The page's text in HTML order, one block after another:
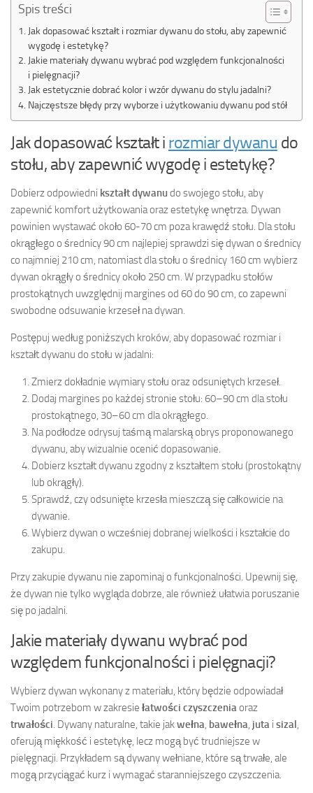
Spis treści
Jak dopasować kształt i rozmiar dywanu do stołu, aby zapewnić
wygodę i estetykę?
Jakie materiały dywanu wybrać pod względem funkcjonalności
i pielęgnacji?
Jak estetycznie dobrać kolor i wzór dywanu do stylu jadalni?
Najczęstsze błędy przy wyborze i użytkowaniu dywanu pod stół
Jak dopasować kształt i rozmiar dywanu do
stołu, aby zapewnić wygodę i estetykę?
Dobierz odpowiedni kształt dywanudo swojego stołu, aby
zapewnić komfort użytkowania oraz estetykę wnętrza. Dywan
powinien wystawać około 60-70 cm poza krawędź stołu. Dla stołu
okrągłego o średnicy 90 cm najlepiej sprawdzi się dywan o średnicy
co najmniej 210 cm, natomiast dla stołu o średnicy 160 cm wybierz
dywan okrągły o średnicy około 250 cm. W przypadku stołów
prostokątnych uwzględnij margines od 60 do 90 cm, co zapewni
swobodne odsuwanie krzeseł na dywan.
Postępuj według poniższych kroków, aby dopasować rozmiar i
kształt dywanu do stołu w jadalni:
Zmierz dokładnie wymiary stołu oraz odsuniętych krzeseł.
Dodaj margines po każdej stronie stołu: 60–90 cm dla stołu
prostokątnego, 30–60 cm dla okrągłego.
Na podłodze odrysuj taśmą malarską obrys proponowanego
dywanu, aby wizualnie ocenić dopasowanie.
Dobierz kształt dywanu zgodny z kształtem stołu (prostokątny
lub okrągły).
Sprawdź, czy odsunięte krzesła mieszczą się całkowicie na
dywanie.
Wybierz dywan o wcześniej dobranej wielkości i kształcie do
zakupu.
Przy zakupie dywanu nie zapominaj o funkcjonalności. Upewnij się,
że dywan nie tylko wygląda dobrze, ale również ułatwia poruszanie
się po jadalni.
Jakie materiały dywanu wybrać pod
względem funkcjonalności i pielęgnacji?
Wybierz dywan wykonany z materiału, który będzie odpowiadał
Twoim potrzebom w zakresie łatwości czyszczenia oraz
trwałości . Dywany naturalne, takie jakwełna bawełna juta i sizal
oferują miękkość i estetykę, lecz mogą być trudniejsze w
pielęgnacji. Przykładem są dywany wełniane, które są trwałe, ale
mogą przyciągać kurz i wymagać staranniejszego czyszczenia.